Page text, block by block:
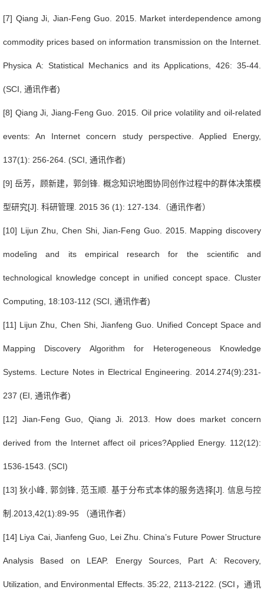
[7] Qiang Ji, Jian-Feng Guo. 2015. Market interdependence among
commodity prices based on information transmission on the Internet.
Physica A: Statistical Mechanics and its Applications, 426: 35-44.
(SCI, 通讯作者)
[8] Qiang Ji, Jiang-Feng Guo. 2015. Oil price volatility and oil-related
events: An Internet concern study perspective. Applied Energy,
137(1): 256-264. (SCI, 通讯作者)
[9]岳芳，顾新建，郭剑锋 概念知识地图协同创作过程中的群体决策模
型研究[J]. 科研管理 . 2015 36 (1): 127-134. （通讯作者）
[10] Lijun Zhu, Chen Shi, Jian-Feng Guo. 2015. Mapping discovery
modeling and its empirical research for the scientific and
technological knowledge concept in unified concept space. Cluster
Computing, 18:103-112 (SCI, 通讯作者)
[11] Lijun Zhu, Chen Shi, Jianfeng Guo. Unified Concept Space and
Mapping Discovery Algorithm for Heterogeneous Knowledge
Systems. Lecture Notes in Electrical Engineering. 2014.274(9):231-
237 (EI, 通讯作者)
[12] Jian-Feng Guo, Qiang Ji. 2013. How does market concern
derived from the Internet affect oil prices?Applied Energy. 112(12):
1536-1543. (SCI)
[13]狄小峰 ,郭剑锋 ,范玉顺 基于分布式本体的服务选择[J]. 信息与控
制 .2013,42(1):89-95 （通讯作者）
[14] Liya Cai, Jianfeng Guo, Lei Zhu. China’s Future Power Structure
Analysis Based on LEAP. Energy Sources, Part A: Recovery,
Utilization, and Environmental Effects.35:22, 2113-2122. (SCI ，通讯